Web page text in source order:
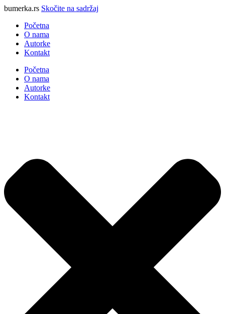
bumerka.rs Skočite na sadržaj
Početna
O nama
Autorke
Kontakt
Početna
O nama
Autorke
Kontakt